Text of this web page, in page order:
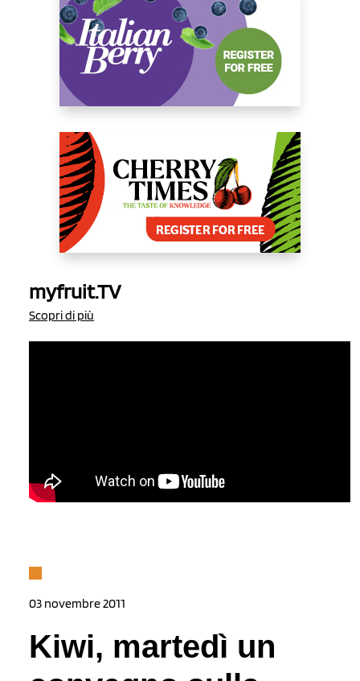
myfruit.TV
Scopri di più
03 novembre 2011
Kiwi, martedì un